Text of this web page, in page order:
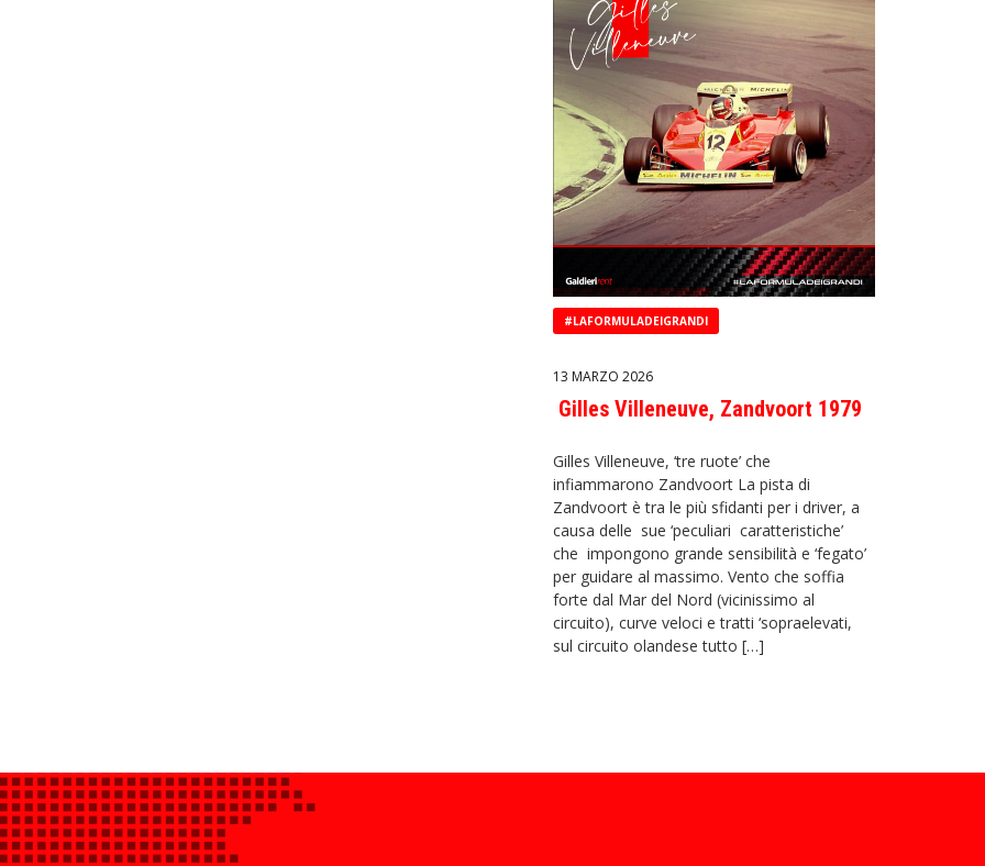
#LAFORMULADEIGRANDI
13 MARZO 2026
Gilles Villeneuve, Zandvoort 1979
Gilles Villeneuve, ‘tre ruote’ che
infiammarono Zandvoort La pista di
Zandvoort è tra le più sfidanti per i driver, a
causa delle sue ‘peculiari caratteristiche’
che impongono grande sensibilità e ‘fegato’
per guidare al massimo. Vento che soffia
forte dal Mar del Nord (vicinissimo al
circuito), curve veloci e tratti ‘sopraelevati,
sul circuito olandese tutto […]